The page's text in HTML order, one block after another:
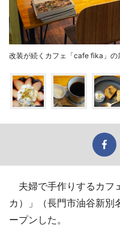
改装が続くカフェ「cafe fika」の
夫婦で手作りするカフ
カ）」（長門市油谷新別
ープンした。